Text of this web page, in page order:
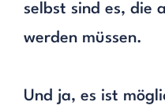
selbst sind es, die
werden müssen.
Und ja, es ist